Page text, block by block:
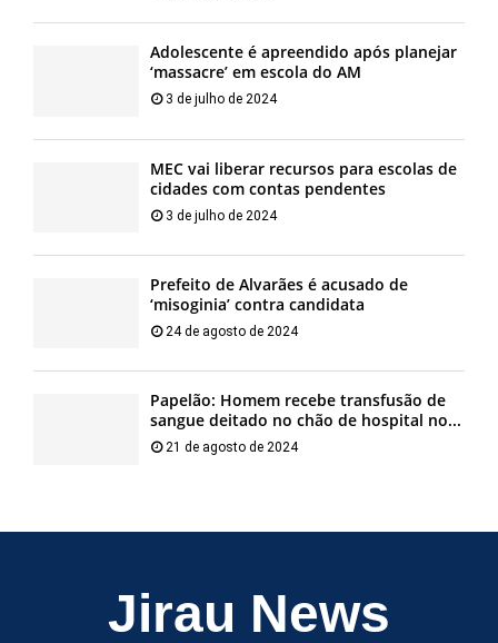
Adolescente é apreendido após planejar
‘massacre’ em escola do AM
3 de julho de 2024
MEC vai liberar recursos para escolas de
cidades com contas pendentes
3 de julho de 2024
Prefeito de Alvarães é acusado de
‘misoginia’ contra candidata
24 de agosto de 2024
Papelão: Homem recebe transfusão de
sangue deitado no chão de hospital no...
21 de agosto de 2024
Jirau News